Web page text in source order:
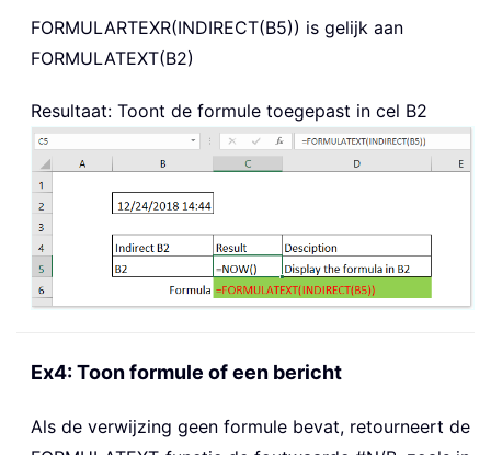
FORMULARTEXR(INDIRECT(B5)) is gelijk aan
FORMULATEXT(B2)
Resultaat: Toont de formule toegepast in cel B2
Ex4: Toon formule of een bericht
Als de verwijzing geen formule bevat, retourneert de